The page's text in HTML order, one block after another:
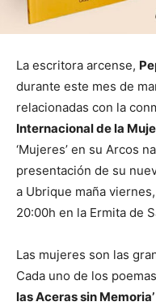
La escritora arcense,
durante este mes de
relacionadas con la
Internacional de la
‘Mujeres’ en su Arcos
presentación de su
a Ubrique maña
20:00h en la Ermita de
Las mujeres son las
Cada uno de los
las Aceras sin Memoria’